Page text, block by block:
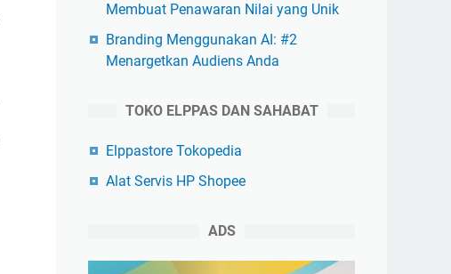
Membuat Penawaran Nilai yang Unik
Branding Menggunakan AI: #2
Menargetkan Audiens Anda
TOKO ELPPAS DAN SAHABAT
Elppastore Tokopedia
Alat Servis HP Shopee
ADS